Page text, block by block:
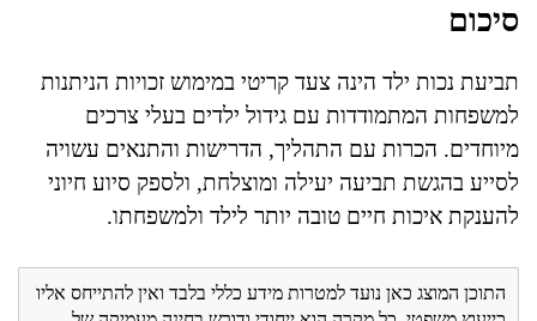
סיכום
תביעת נכות ילד הינה צעד קריטי במימוש זכויות הניתנות
למשפחות המתמודדות עם גידול ילדים בעלי צרכים
מיוחדים. הכרות עם התהליך, הדרישות והתנאים עשויה
לסייע בהגשת תביעה יעילה ומוצלחת, ולספק סיוע חיוני
להענקת איכות חיים טובה יותר לילד ולמשפחתו.
התוכן המוצג כאן נועד למטרות מידע כללי בלבד ואין להתייחס אליו